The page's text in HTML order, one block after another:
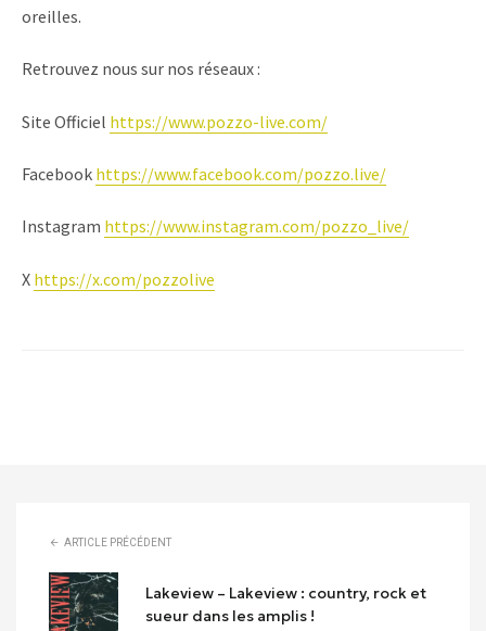
oreilles.
Retrouvez nous sur nos réseaux :
Site Officiel https://www.pozzo-live.com/
Facebook https://www.facebook.com/pozzo.live/
Instagram https://www.instagram.com/pozzo_live/
X https://x.com/pozzolive
ARTICLE PRÉCÉDENT
Lakeview – Lakeview : country, rock et
sueur dans les amplis !